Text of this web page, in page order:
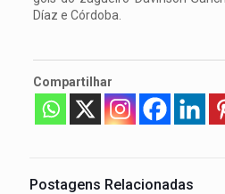
Díaz e Córdoba.
Compartilhar
Postagens Relacionadas